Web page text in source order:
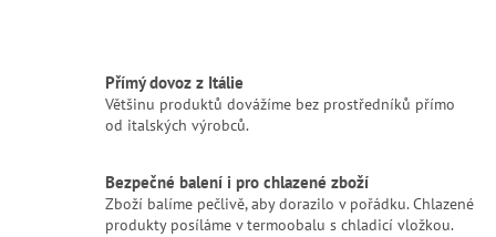
Přímý dovoz z Itálie
Většinu produktů dovážíme bez prostředníků přímo
od italských výrobců.
Bezpečné balení i pro chlazené zboží
Zboží balíme pečlivě, aby dorazilo v pořádku. Chlazené
produkty posíláme v termoobalu s chladicí vložkou.